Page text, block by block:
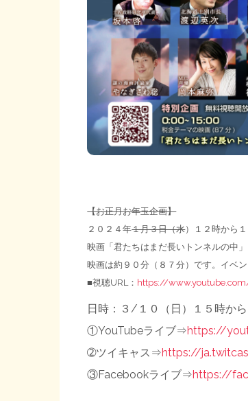
【お正月お年玉企画】
２０２４年１月３日（水）１２時から
映画「君たちはまだ長いトンネルの中
映画は約９０分（８７分）です。イベ
■視聴URL： https://
日時：３/１０（日）１５時か
①YouTubeライブ⇒https://
➁ツイキャス⇒https://
③Facebookライブ⇒https://